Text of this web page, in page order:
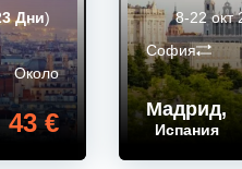
Около
43 €
Дни)
Мадрид,
Испания
София
8-22 окт